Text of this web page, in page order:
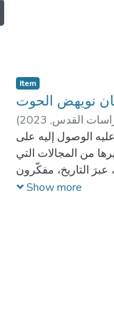
Item
( القدس, 2023
الوصول إليه على
من المجالات التي
التاريخ، مفكّرون
وأدراجُها،
الانتماء الذي كبر
الفكريّة، بأشكالها
Show more